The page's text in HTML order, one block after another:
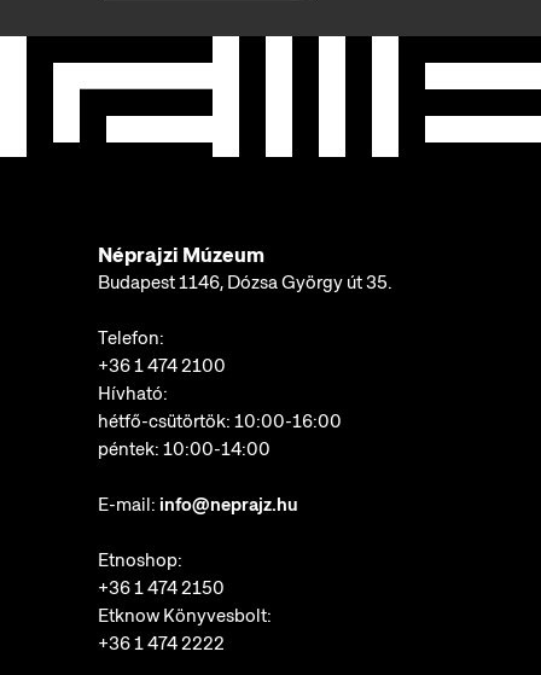
Néprajzi Múzeum
Budapest 1146, Dózsa György út 35.
Telefon:
+36 1 474 2100
Hívható:
hétfő-csütörtök: 10:00-16:00
péntek: 10:00-14:00
E-mail: info@neprajz.hu
Etnoshop:
+36 1 474 2150
Etknow Könyvesbolt:
+36 1 474 2222